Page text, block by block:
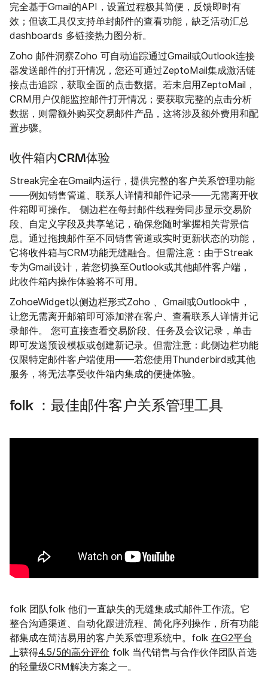
完全基于Gmail的API，设置过程极其简便，反馈即时有
效；但该工具仅支持单封邮件的查看功能，缺乏活动汇总
dashboards 多链接热力图分析。
Zoho 邮件洞察Zoho 可自动追踪通过Gmail或Outlook连接
器发送邮件的打开情况，您还可通过ZeptoMail集成激活链
接点击追踪，获取全面的点击数据。若未启用ZeptoMail，
CRM用户仅能监控邮件打开情况；要获取完整的点击分析
数据，则需额外购买交易邮件产品，这将涉及额外费用和配
置步骤。
收件箱内CRM体验
Streak完全在Gmail内运行，提供完整的客户关系管理功能
——例如销售管道、联系人详情和邮件记录——无需离开收
件箱即可操作。 侧边栏在每封邮件线程旁同步显示交易阶
段、自定义字段及共享笔记，确保您随时掌握相关背景信
息。通过拖拽邮件至不同销售管道或实时更新状态的功能，
它将收件箱与CRM功能无缝融合。但需注意：由于Streak
专为Gmail设计，若您切换至Outlook或其他邮件客户端，
此收件箱内操作体验将不可用。
ZohoeWidget以侧边栏形式Zoho 、Gmail或Outlook中，
让您无需离开邮箱即可添加潜在客户、查看联系人详情并记
录邮件。 您可直接查看交易阶段、任务及会议记录，单击
即可发送预设模板或创建新记录。但需注意：此侧边栏功能
仅限特定邮件客户端使用——若您使用Thunderbird或其他
服务，将无法享受收件箱内集成的便捷体验。
folk ：最佳邮件客户关系管理工具
folk 团队folk 他们一直缺失的无缝集成式邮件工作流。它
整合沟通渠道、自动化跟进流程、简化序列操作，所有功能
都集成在简洁易用的客户关系管理系统中。folk 在G2平台
上获得4.5/5的高分评价 folk 当代销售与合作伙伴团队首选
的轻量级CRM解决方案之一。